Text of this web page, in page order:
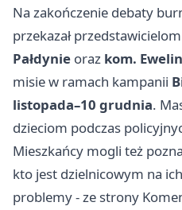
Na zakończenie debaty
przekazał przedstawicielom
Pałdynie oraz kom.
misie w ramach kampanii
listopada–10 grudnia.
dzieciom podczas
Mieszkańcy mogli też
kto jest dzielnicowym na
problemy - ze strony